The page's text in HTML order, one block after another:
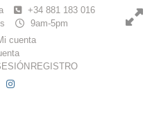
+34 881 183 016
9am-5pm
cuenta
REGISTRO
INSTAGRAM